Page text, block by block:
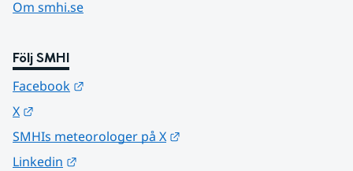
Om smhi.se
Följ SMHI
Facebook
X
SMHIs meteorologer på X
Linkedin